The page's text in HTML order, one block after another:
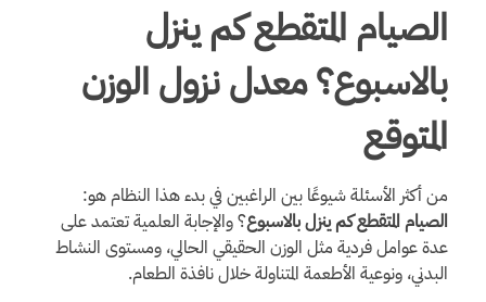
الصيام المتقطع كم ينزل
بالاسبوع؟ معدل نزول الوزن
المتوقع
من أكثر الأسئلة شيوعًا بين الراغبين في بدء هذا النظام هو:
الصيام المتقطع كم ينزل بالاسبوع؟ والإجابة العلمية تعتمد على
عدة عوامل فردية مثل الوزن الحقيقي الحالي، ومستوى النشاط
البدني، ونوعية الأطعمة المتناولة خلال نافذة الطعام.